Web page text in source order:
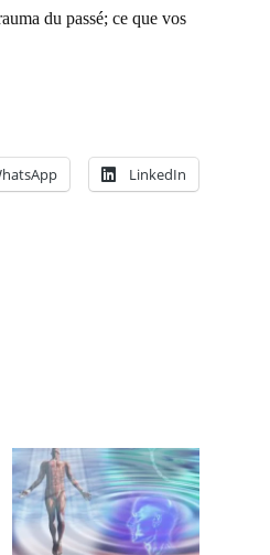
du passé; ce que vos
LinkedIn